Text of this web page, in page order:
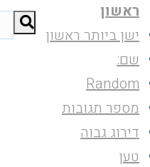
ראשון
ישן ביותר ראשון
שם:
Random
מספר תגובות
דירוג גבוה
טען